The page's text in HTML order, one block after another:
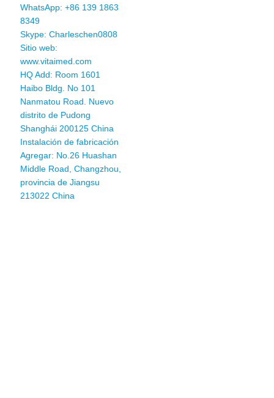
WhatsApp:+86 139 1863
8349
Skype: Charleschen0808
Sitio web:
www.vitaimed.com
HQ Add: Room 1601
Haibo Bldg. No 101
Nanmatou Road. Nuevo
distrito de Pudong
Shanghái 200125 China
Instalación de fabricación
Agregar: No.26 Huashan
Middle Road, Changzhou,
provincia de Jiangsu
213022 China